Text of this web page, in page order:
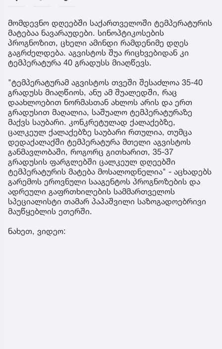
მომდევნო დღეებში საქართველოში ტემპერატურის
მატებაა ნავარაუდები. სინოპტიკოსების
პროგნოზით, ცხელი ამინდი რამდენიმე დღეს
გაგრძელდება. აგვისტოს შუა რიცხვებიდან კი
ტემპერატურა 40 გრადუსს მიაღწევს.
"ტემპერატურამ აგვისტოს თვეში შესაძლოა 35-40
გრადუსს მიაღწიოს, ანუ ამ შუალედში, რაც
დაახლოებით ნორმასთან ახლოს არის და ერთ
გრადუსით მაღალია, საშუალო ტემპერატურაზე
მაქვს საუბარი. კონკრეტულად ქალაქებზე,
ცალკეულ ქალაქებზე საუბარი რთულია, თუმცა
დედაქალაქში ტემპერატურა მთელი აგვისტოს
განმავლობაში, როგორც გითხარით, 35-37
გრადუსის ფარგლებში ცალკეულ დღეებში
ტემპერატურის მატება მოსალოდნელია" - აცხადებს
გარემოს ეროვნული სააგენტოს პროგნოზების და
ადრეული გაფრთხილების სამმართველოს
სპეციალისტი თამარ პაპაშვილი საზოგადოებრივი
მაუწყებლის ეთერში.
ნახეთ, ვიდეო: